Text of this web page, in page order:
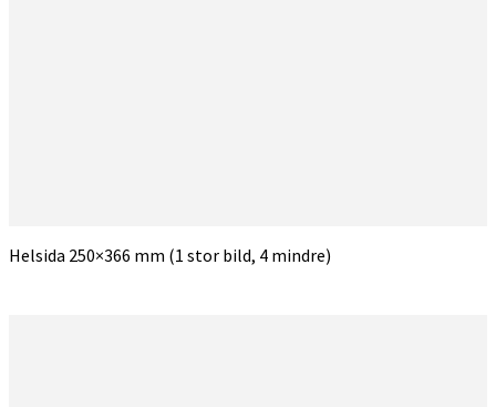
Helsida 250×366 mm (1 stor bild, 4 mindre)